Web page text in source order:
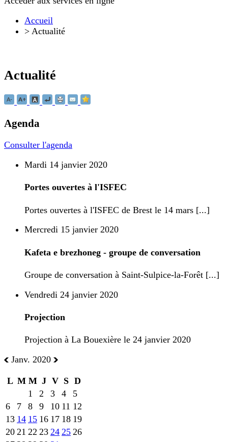
Accueil
> Actualité
Actualité
Agenda
Consulter l'agenda
Mardi 14 janvier 2020
Portes ouvertes à l'ISFEC
Portes ouvertes à l'ISFEC de Brest le 14 mars [...]
Mercredi 15 janvier 2020
Kafeta e brezhoneg - groupe de conversation
Groupe de conversation à Saint-Sulpice-la-Forêt [...]
Vendredi 24 janvier 2020
Projection
Projection à La Bouexière le 24 janvier 2020
Janv. 2020
L M M J V S D
1
2 3 4
5
6
7 8 9 10 11 12
13 14 15 16 17 18 19
20 21 22 23 24 25 26